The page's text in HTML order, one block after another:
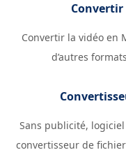
Convertir la vidéo en
d’autres
Sans publicité,
convertisseur de